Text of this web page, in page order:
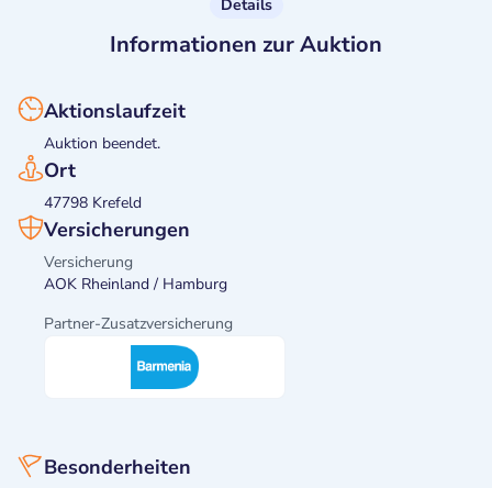
Details
Informationen zur Auktion
Aktionslaufzeit
Auktion beendet.
Ort
47798 Krefeld
Versicherungen
Versicherung
AOK Rheinland / Hamburg
Partner-Zusatzversicherung
Besonderheiten